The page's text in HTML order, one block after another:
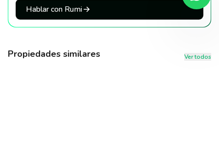
Hablar con Rumi
Propiedades similares Ver todos